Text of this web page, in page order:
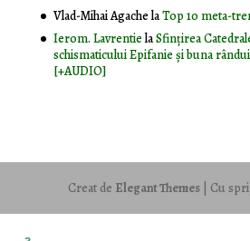
Vlad-Mihai AgachelaTop 10 meta-
Ierom. LavrentielaSfințirea
schismaticului Epifanie și buna
[+AUDIO]
Creat de Elegant Themes | Cu